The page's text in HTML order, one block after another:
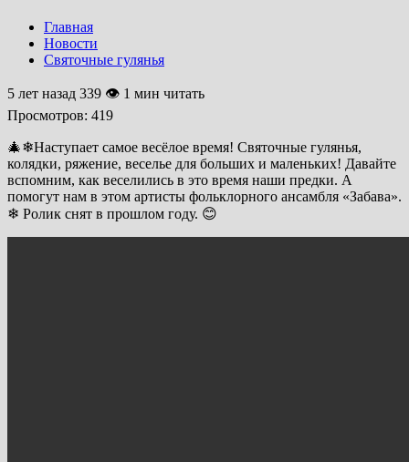
Главная
Новости
Святочные гулянья
5 лет назад 339 👁 1 мин читать
Просмотров: 419
🎄❄Наступает самое весёлое время! Святочные гулянья,
колядки, ряжение, веселье для больших и маленьких! Давайте
вспомним, как веселились в это время наши предки. А
помогут нам в этом артисты фольклорного ансамбля «Забава».
❄ Ролик снят в прошлом году. 😊